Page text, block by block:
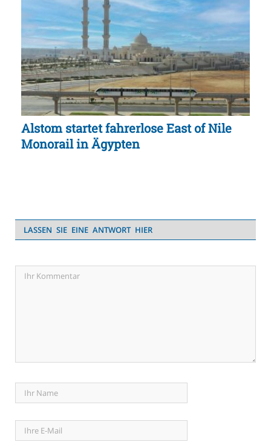
Alstom startet fahrerlose East of Nile
Monorail in Ägypten
LASSEN SIE EINE ANTWORT HIER